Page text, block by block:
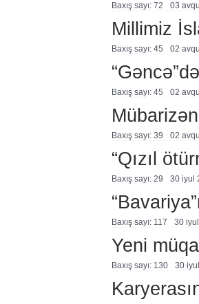
Baxış sayı: 72 03
Millimiz
Baxış sayı: 45 02
Baxış sayı: 45 02
Baxış sayı: 39 02
“Qızıl
Baxış sayı: 29 30 i̇yul
Baxış sayı: 117 30
Yeni
Baxış sayı: 130 30